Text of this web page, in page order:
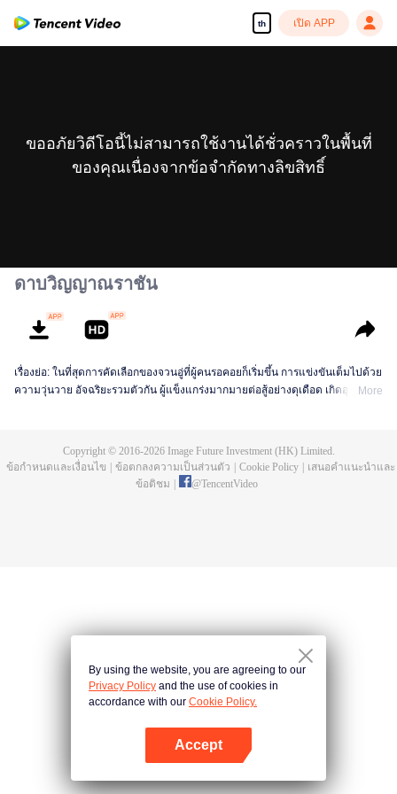
th เปิด APP
ขออภัยวิดีโอนี้ไม่สามารถใช้งานได้ชั่วคราวในพื้นที่
ของคุณเนื่องจากข้อจำกัดทางลิขสิทธิ์
ดาบวิญญาณราชัน
เรื่องย่อ: ในที่สุดการคัดเลือกของจวนอู่ที่ผู้คนรอคอยก็เริ่มขึ้น การแข่งขันเต็มไปด้วย
ความวุ่นวาย อัจฉริยะรวมตัวกัน ผู้แข็งแกร่งมากมายต่อสู้อย่างดุเดือด เกิดอุบัติเหตุ
การลอบสังหารที่ไม่อาจคาดเดานี้ได้อย่างไร
More
Copyright © 2016-2026Image Future Investment (HK) Limited.
ข้อกำหนดและเงื่อนไข
ข้อตกลงความเป็นส่วนตัว Cookie Policy
เสนอคำแนะนำและ
ข้อติชม
@TencentVideo
By using the website, you are agreeing to our
Privacy Policy and the use of cookies in
accordance with our Cookie Policy.
Accept